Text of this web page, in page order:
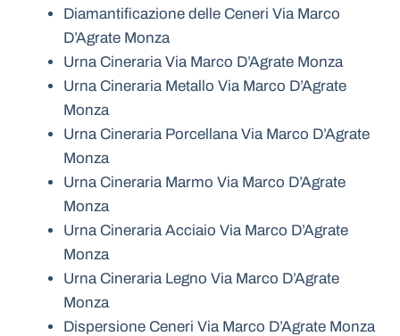
Diamantificazione delle Ceneri Via Marco
D’Agrate Monza
Urna Cineraria Via Marco D’Agrate Monza
Urna Cineraria Metallo Via Marco D’Agrate
Monza
Urna Cineraria Porcellana Via Marco D’Agrate
Monza
Urna Cineraria Marmo Via Marco D’Agrate
Monza
Urna Cineraria Acciaio Via Marco D’Agrate
Monza
Urna Cineraria Legno Via Marco D’Agrate
Monza
Dispersione Ceneri Via Marco D’Agrate Monza